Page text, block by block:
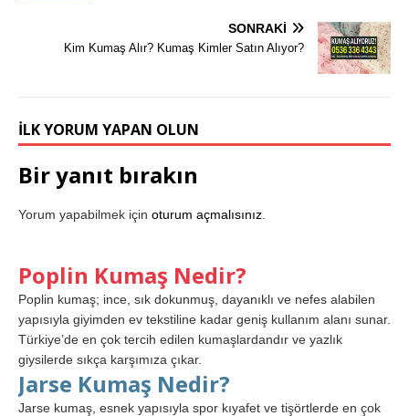
SONRAKI
Kim Kumaş Alır? Kumaş Kimler Satın Alıyor?
İLK YORUM YAPAN OLUN
Bir yanıt bırakın
Yorum yapabilmek için oturum açmalısınız
Poplin Kumaş Nedir?
Poplin kumaş; ince, sık dokunmuş, dayanıklı ve nefes alabilen
yapısıyla giyimden ev tekstiline kadar geniş kullanım alanı sunar.
Türkiye’de en çok tercih edilen kumaşlardandır ve yazlık
giysilerde sıkça karşımıza çıkar.
Jarse Kumaş Nedir?
Jarse kumaş, esnek yapısıyla spor kıyafet ve tişörtlerde en çok